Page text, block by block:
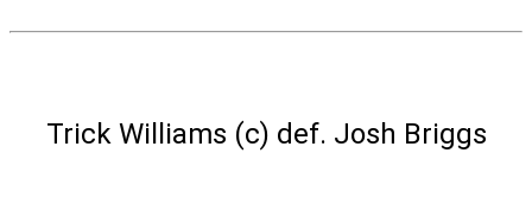
Trick Williams (c) def. Josh Briggs